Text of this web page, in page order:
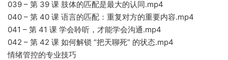
039 – 第 39 课 肢体的匹配是最大的认同.mp4
040 – 第 40 课 语言的匹配：重复对方的重要内容.mp4
041 – 第 41 课 学会聆听，才能学会沟通.mp4
042 – 第 42 课 如何解锁 “把天聊死” 的状态.mp4
情绪管控的专业技巧